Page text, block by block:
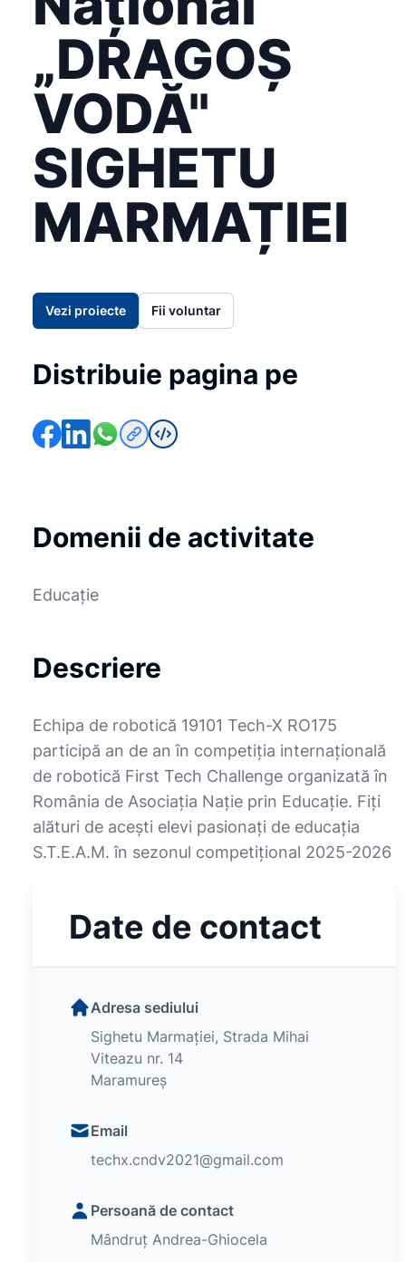
„DRAGOȘ
VODĂ"
SIGHETU
MARMAȚIEI
Vezi proiecte Fii voluntar
Distribuie pagina pe
Domenii de activitate
Educație
Descriere
Echipa de robotică 19101 Tech-X RO175
participă an de an în competiția internațională
de robotică First Tech Challenge organizată în
România de Asociația Nație prin Educație. Fiți
alături de acești elevi pasionați de educația
S.T.E.A.M. în sezonul competițional 2025-2026
Date de contact
Adresa sediului
Sighetu Marmației, Strada Mihai
Viteazu nr. 14
Maramureș
Email
techx.cndv2021@gmail.com
Persoană de contact
Mândruț Andrea-Ghiocela